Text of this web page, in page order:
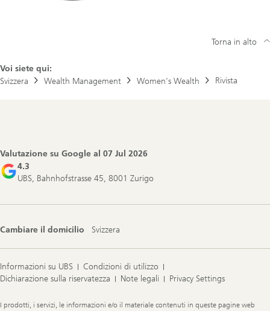
Voi siete qui:
Svizzera
Wealth Management Women’s Wealth Rivista
Torna in alto
Valutazione su Google al 07 Jul 2026
4.3
UBS, Bahnhofstrasse 45, 8001 Zurigo
Cambiare il domicilio Svizzera
Informazioni su UBS
Condizioni di utilizzo
Dichiarazione sulla riservatezza
Note legali Privacy Settings
Legal
I prodotti, i servizi, le informazioni e/o il materiale contenuti in queste pagine web